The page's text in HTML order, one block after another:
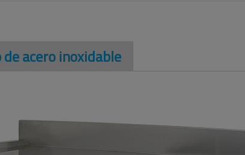
acero inoxidable